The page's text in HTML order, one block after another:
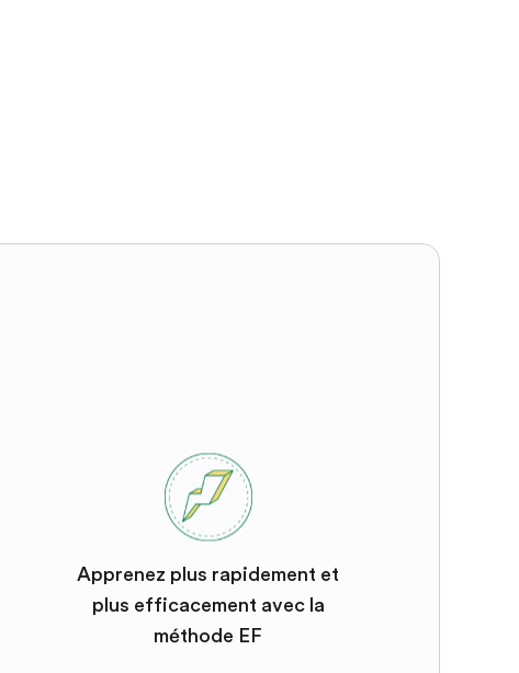
Apprenez plus rapidement et
plus efficacement avec la
méthode EF